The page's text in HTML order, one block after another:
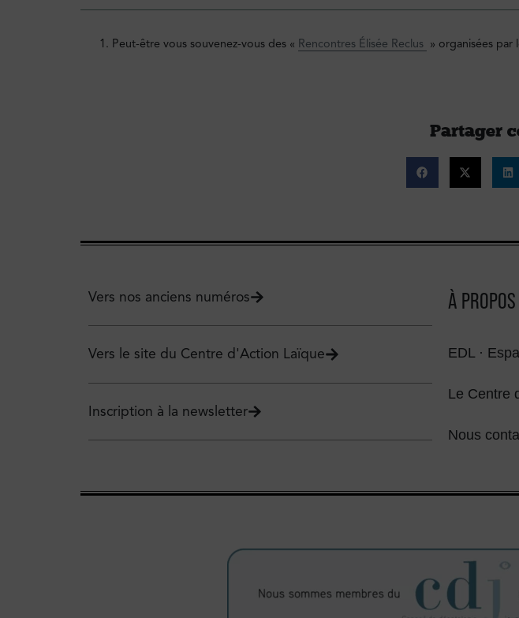
Peut-être vous souvenez-vous des « Rencontres Élisée Reclus » organisées par
Partager
Vers nos anciens numéros
Vers le site du Centre d'Action Laïque
Inscription à la newsletter
À PROPOS
EDL ·
Le Centre
Nous